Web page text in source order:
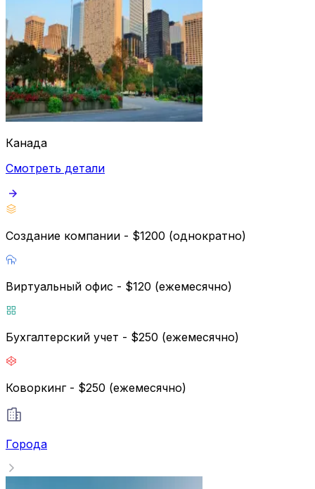
Канада
Смотреть детали
Создание компании - $1200 (однократно)
Виртуальный офис - $120 (ежемесячно)
Бухгалтерский учет - $250 (ежемесячно)
Коворкинг - $250 (ежемесячно)
Города